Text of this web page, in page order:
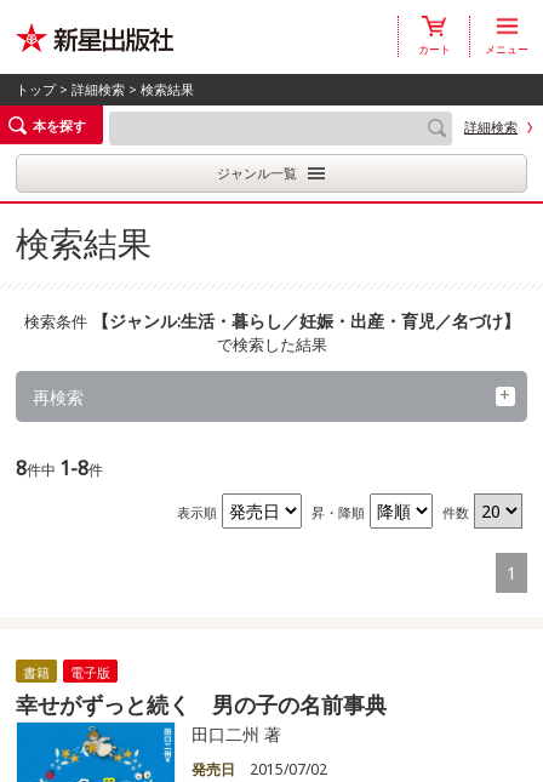
カート メニュー
トップ>詳細検索 > 検索結果
本を探す
詳細検索
ジャンル一覧
検索結果
検索条件【ジャンル:生活・暮らし／妊娠・出産・育児／名づけ】
で検索した結果
再検索
8件中 1-8件
表示順 昇・降順 件数
1
書籍 電子版
幸せがずっと続く 男の子の名前事典
田口二州 著
発売日
2015/07/02